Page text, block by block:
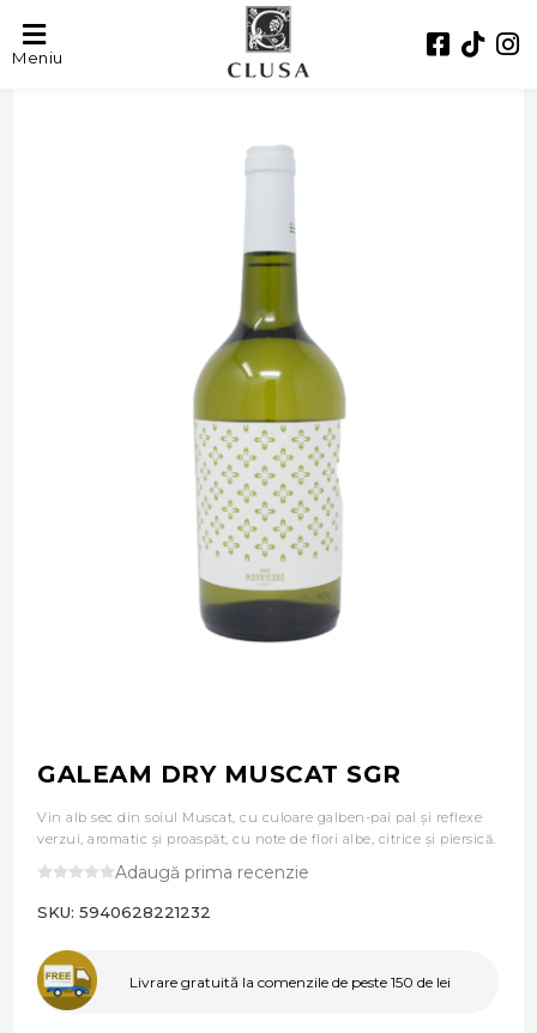
Meniu- 33%
GALEAM DRY MUSCAT SGR
Vin alb sec din soiul Muscat, cu culoare galben-pai pal și reflexe
verzui, aromatic și proaspăt, cu note de flori albe, citrice și piersică.
Adaugă prima recenzie
SKU: 5940628221232
Livrare gratuită la comenzile de peste 150 de lei